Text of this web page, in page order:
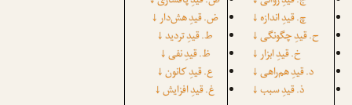
چ. قیدِ اندازه↓
ح. قیدِ چگونگی↓
خ. قیدِ ابزار↓
د. قیدِ هم‌راهی↓
ذ. قیدِ سبب↓
ض. قیدِ هش‌دار↓
ط. قیدِ تردید↓
ظ. قیدِ نفی↓
ع. قیدِ کانون↓
غ. قیدِ افزایش↓